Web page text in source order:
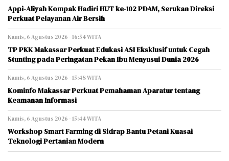
Appi-Aliyah Kompak Hadiri HUT ke-102 PDAM, Serukan Direksi
Perkuat Pelayanan Air Bersih
Kamis, 6 Agustus 2026 - 16:54 WITA
TP PKK Makassar Perkuat Edukasi ASI Eksklusif untuk Cegah
Stunting pada Peringatan Pekan Ibu Menyusui Dunia 2026
Kamis, 6 Agustus 2026 - 15:48 WITA
Kominfo Makassar Perkuat Pemahaman Aparatur tentang
Keamanan Informasi
Kamis, 6 Agustus 2026 - 15:44 WITA
Workshop Smart Farming di Sidrap Bantu Petani Kuasai
Teknologi Pertanian Modern